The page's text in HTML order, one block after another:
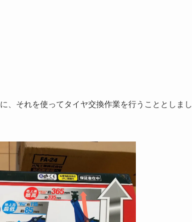
、それを使ってタイヤ交換作業を行うこととしまし